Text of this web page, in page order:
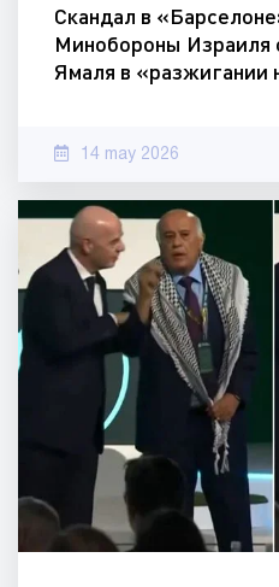
Скандал в
Минобороны Израиля
Ямаля в «разжигании
14 may 2026